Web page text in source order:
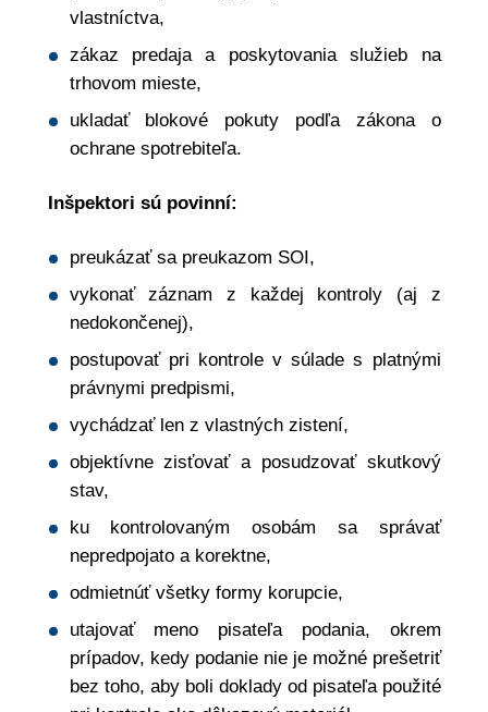
vlastníctva,
zákaz predaja a poskytovania služieb na
trhovom mieste,
ukladať blokové pokuty podľa zákona o
ochrane spotrebiteľa.
Inšpektori sú povinní:
preukázať sa preukazom SOI,
vykonať záznam z každej kontroly (aj z
nedokončenej),
postupovať pri kontrole v súlade s platnými
právnymi predpismi,
vychádzať len z vlastných zistení,
objektívne zisťovať a posudzovať skutkový
stav,
ku kontrolovaným osobám sa správať
nepredpojato a korektne,
odmietnúť všetky formy korupcie,
utajovať meno pisateľa podania, okrem
prípadov, kedy podanie nie je možné prešetriť
bez toho, aby boli doklady od pisateľa použité